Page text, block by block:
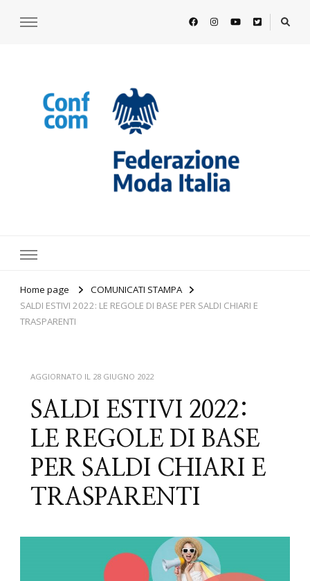
Home page
COMUNICATI STAMPA
SALDI ESTIVI 2022: LE REGOLE DI BASE PER SALDI CHIARI E
TRASPARENTI
AGGIORNATO IL 28 GIUGNO 2022
SALDI ESTIVI 2022:
LE REGOLE DI BASE
PER SALDI CHIARI E
TRASPARENTI